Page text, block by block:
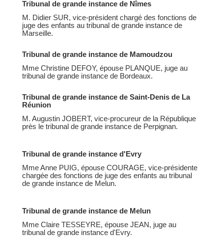
Tribunal de grande instance de Nîmes
M. Didier SUR, vice-président chargé des fonctions de
juge des enfants au tribunal de grande instance de
Marseille.
Tribunal de grande instance de Mamoudzou
Mme Christine DEFOY, épouse PLANQUE, juge au
tribunal de grande instance de Bordeaux.
Tribunal de grande instance de Saint-Denis de La
Réunion
M. Augustin JOBERT, vice-procureur de la République
près le tribunal de grande instance de Perpignan.
Tribunal de grande instance d'Evry
Mme Anne PUIG, épouse COURAGE, vice-présidente
chargée des fonctions de juge des enfants au tribunal
de grande instance de Melun.
Tribunal de grande instance de Melun
Mme Claire TESSEYRE, épouse JEAN, juge au
tribunal de grande instance d'Evry.